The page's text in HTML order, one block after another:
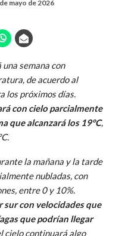
mayo de 2026
semana con
de acuerdo al
los próximos días.
con cielo parcialmente
que alcanzará los 19°C,
la mañana y la tarde
nubladas, con
entre 0 y 10%.
sur con velocidades que
que podrían llegar
cielo continuará algo